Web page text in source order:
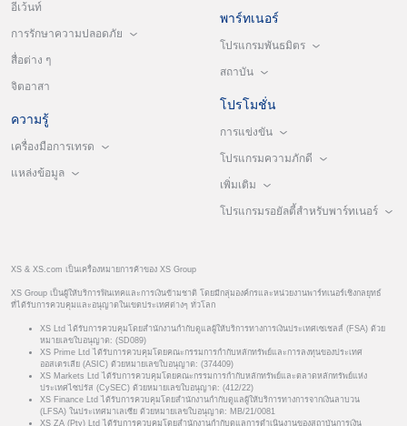
อีเว้นท์
การรักษาความปลอดภัย
สื่อต่าง ๆ
จิตอาสา
ความรู้
เครื่องมือการเทรด
แหล่งข้อมูล
พาร์ทเนอร์
โปรแกรมพันธมิตร
สถาบัน
โปรโมชั่น
การแข่งขัน
โปรแกรมความภักดี
เพิ่มเติม
โปรแกรมรอยัลตี้สำหรับพาร์ทเนอร์
XS & XS.com เป็นเครื่องหมายการค้าของ XS Group
XS Group เป็นผู้ให้บริการฟินเทคและการเงินข้ามชาติ โดยมีกลุ่มองค์กรและหน่วยงานพาร์ทเนอร์เชิงกลยุทธ์
ที่ได้รับการควบคุมและอนุญาตในเขตประเทศต่างๆ ทั่วโลก
XS Ltd ได้รับการควบคุมโดยสำนักงานกำกับดูแลผู้ให้บริการทางการเงินประเทศเซเชลส์ (FSA) ด้วย
หมายเลขใบอนุญาต: (SD089)
XS Prime Ltd ได้รับการควบคุมโดยคณะกรรมการกำกับหลักทรัพย์และการลงทุนของประเทศ
ออสเตรเลีย (ASIC) ด้วยหมายเลขใบอนุญาต: (374409)
XS Markets Ltd ได้รับการควบคุมโดยคณะกรรมการกำกับหลักทรัพย์และตลาดหลักทรัพย์แห่ง
ประเทศไซปรัส (CySEC) ด้วยหมายเลขใบอนุญาต: (412/22)
XS Finance Ltd ได้รับการควบคุมโดยสำนักงานกำกับดูแลผู้ให้บริการทางการจากเงินลาบวน
(LFSA) ในประเทศมาเลเซีย ด้วยหมายเลขใบอนุญาต: MB/21/0081
XS ZA (Pty) Ltd ได้รับการควบคุมโดยสำนักงานกำกับดูแลการดำเนินงานของสถาบันการเงิน